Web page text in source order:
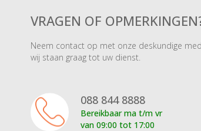
VRAGEN OF
Neem contact op met onze deskundige
wij staan graag tot uw dienst.
088 844 8888
Bereikbaar ma t/m vr
van 09:00 tot 17:00